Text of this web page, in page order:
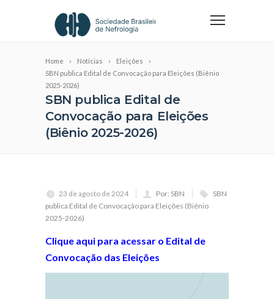
Home Notícias
Eleições
SBN publica Edital de Convocação para Eleições (Biênio
2025-2026)
SBN publica Edital de
Convocação para Eleições
(Biênio 2025-2026)
23 de agosto de 2024 Por: SBN
SBN
publica Edital de Convocação para Eleições (Biênio
2025-2026)
Clique aqui para acessar o Edital de
Convocação das Eleições